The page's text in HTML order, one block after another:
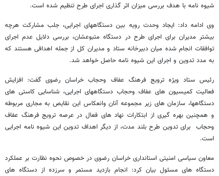
شیوه نامه با هدف بررسی میزان اثر گذاری اجرای طرح تنظیم شده است.
وی ادامه داد: ایجاد وحدت رویه بین دستگاههای اجرایی، جلب مشارکت هرچه
بیشتر مدیران برای اجرای طرح در دستگاه متبوعشان، بررسی دلایل عدم اجرای
توافقات انجام شده میان دبیرخانه ستاد و مدیران کل از جمله اهدافی هستند که
به مدد تدوین و اجرای این شیوه نامه حاصل خواهد شد.
رئیس ستاد ویژه ترویج فرهنگ عفاف وحجاب خراسان رضوی گفت: افزایش
فعالیت کمیسیون های عفاف وحجاب دستگاههای اجرایی، شناسایی کاستی های
دستگاهها، سازمان های زیر مجموعه آنان وانعکاس این نقایص به مجاری مربوطه
و همچنین بهره گیری از ابتکارات نهاد های فعال در عرصه ترویج فرهنگ عفاف
وحجاب برای تدوین طرح بلند مدت، از دیگر اهداف تدوین این شیوه نامه اجرایی
است.
معاون سیاسی امنیتی استانداری خراسان رضوی در خصوص نحوه نظارت بر عملکرد
دستگاه های مسئول بیان کرد: انجام بازدید مستمر و سرزده از دستگاه های